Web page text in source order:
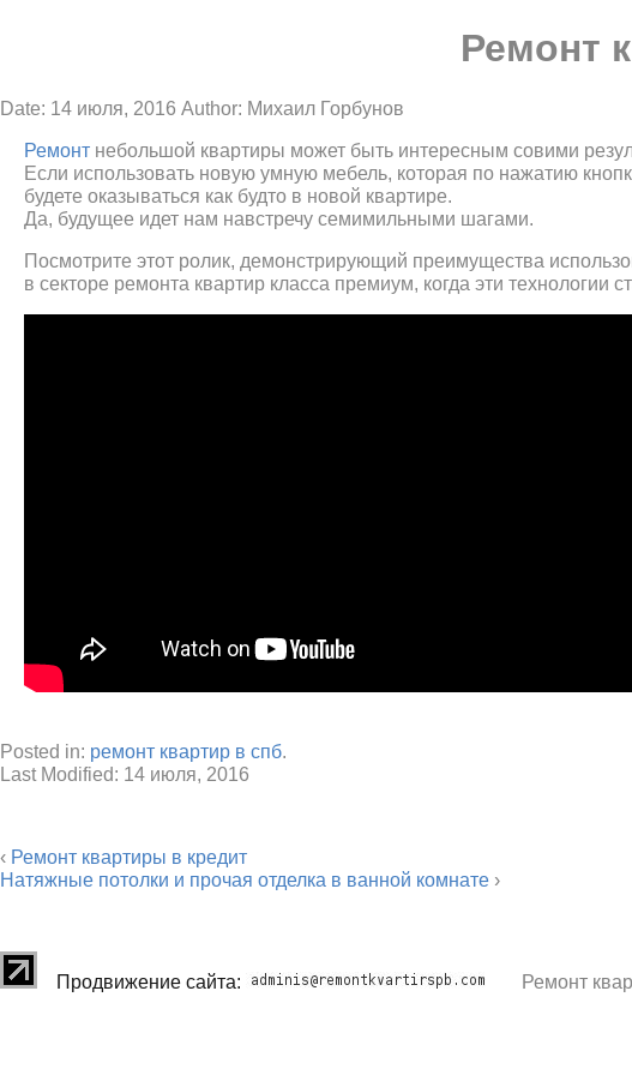
Ремонт
Date: 14 июля, 2016 Author: Михаил Горбунов
Ремонт небольшой квартиры может быть интересным совими
Если использовать новую умную мебель, которая по нажатию
будете оказываться как будто в новой квартире.
Да, будущее идет нам навстречу семимильными шагами.
Посмотрите этот ролик, демонстрирующий преимущества
в секторе ремонта квартир класса премиум, когда эти
Posted in: ремонт квартир в спб.
Last Modified: 14 июля, 2016
‹ Ремонт квартиры в кредит
Натяжные потолки и прочая отделка в ванной комнате ›
Продвижение сайта: Ремонт